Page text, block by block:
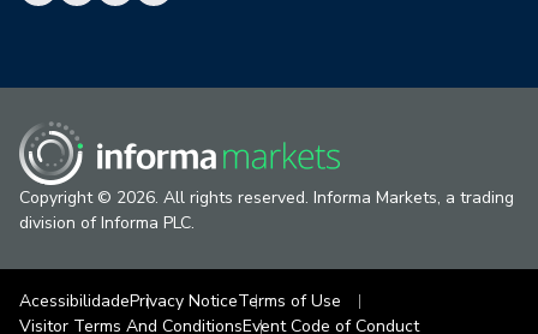
Copyright © 2026. All rights reserved. Informa Markets, a trading
division of Informa PLC.
AcessibilidadePrivacy NoticeTerms of Use
Visitor Terms And ConditionsEvent Code of Conduct